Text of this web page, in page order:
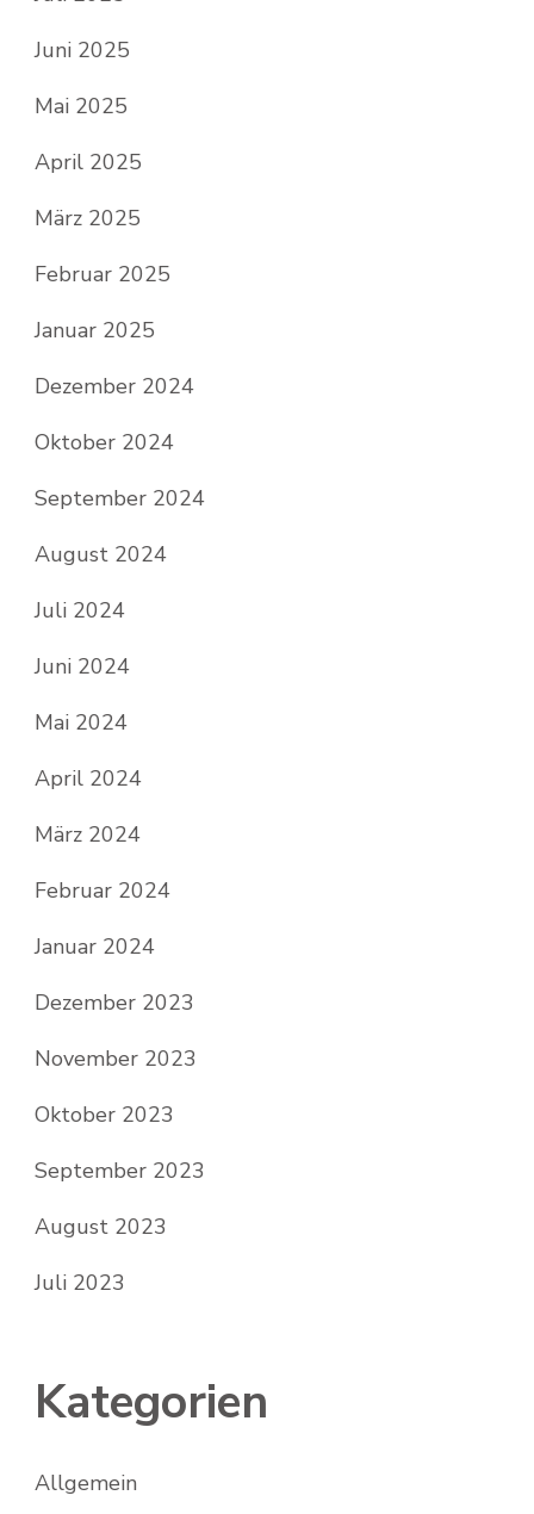
Juni 2025
Mai 2025
April 2025
März 2025
Februar 2025
Januar 2025
Dezember 2024
Oktober 2024
September 2024
August 2024
Juli 2024
Juni 2024
Mai 2024
April 2024
März 2024
Februar 2024
Januar 2024
Dezember 2023
November 2023
Oktober 2023
September 2023
August 2023
Juli 2023
Kategorien
Allgemein